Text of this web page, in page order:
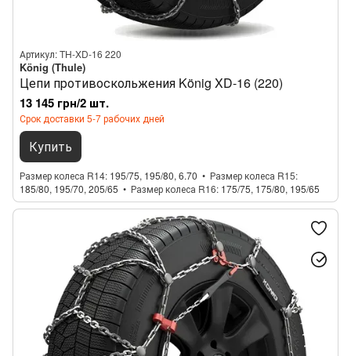
Артикул: TH-XD-16 220
König (Thule)
Цепи противоскольжения König XD-16 (220)
13 145 грн/2 шт.
Срок доставки 5-7 рабочих дней
Купить
Размер колеса R14 195/75, 195/80, 6.70
Размер колеса R15
185/80, 195/70, 205/65
Размер колеса R16 175/75, 175/80, 195/65